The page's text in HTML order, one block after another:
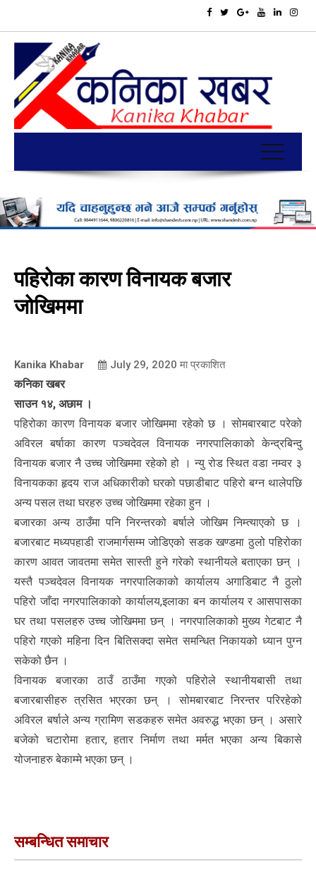
पहिरोका कारण विनायक बजार
जोखिममा
Kanika Khabar July 29, 2020 मा प्रकाशित
कनिका खबर
साउन १४, अछाम ।
पहिरोका कारण विनायक बजार जोखिममा रहेको छ । सोमबारबाट परेको
अविरल बर्षाका कारण पञ्चदेवल विनायक नगरपालिकाको केन्द्रबिन्दु
विनायक बजार नै उच्च जोखिममा रहेको हो । न्यु रोड स्थित वडा नम्वर ३
विनायकका हृदय राज अधिकारीको घरको पछाडीबाट पहिरो बग्न थालेपछि
अन्य पसल तथा घरहरु उच्च जोखिममा रहेका हुन ।
बजारका अन्य ठाउँमा पनि निरन्तरको बर्षाले जोखिम निम्त्याएको छ ।
बजारबाट मध्यपहाडी राजमार्गसम्म जोडिएको सडक खण्डमा ठुलो पहिरोका
कारण आवत जावतमा समेत सास्ती हुने गरेको स्थानीयले बताएका छन् ।
यस्तै पञ्चदेवल विनायक नगरपालिकाको कार्यालय अगाडिबाट नै ठुलो
पहिरो जाँदा नगरपालिकाको कार्यालय,इलाका बन कार्यालय र आसपासका
घर तथा पसलहरु उच्च जोखिममा छन् । नगरपालिकाको मुख्य गेटबाट नै
पहिरो गएको महिना दिन बितिसक्दा समेत समन्धित निकायको ध्यान पुग्न
सकेको छैन ।
विनायक बजारका ठाउँ ठाउँमा गएको पहिरोले स्थानीयबासी तथा
बजारबासीहरु त्रसित भएरका छन् । सोमबारबाट निरन्तर परिरहेको
अविरल बर्षाले अन्य ग्रामिण सडकहरु समेत अवरुद्ध भएका छन् । असारे
बजेको चटारोमा हतार, हतार निर्माण तथा मर्मत भएका अन्य बिकासे
योजनाहरु बेकाम्मे भएका छन् ।
सम्बन्धित समाचार